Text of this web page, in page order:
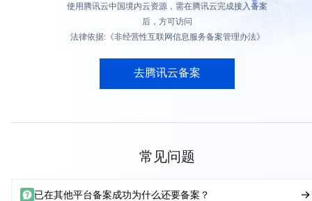
使用腾讯云中国境内云资源，需在腾讯云完成接入备案
后，方可访问
法律依据:《非经营性互联网信息服务备案管理办法》
去腾讯云备案
常见问题
已在其他平台备案成功为什么还要备案？